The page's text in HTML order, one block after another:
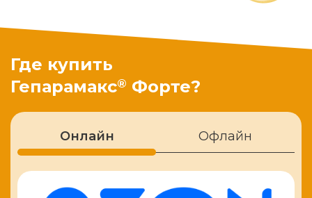
Где купить
Гепарамакс® Форте?
Онлайн Офлайн